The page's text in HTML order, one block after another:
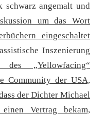
angemalt und
um das Wort
eingeschaltet
Inszenierung
des „Yellowfacing“
Community der USA,
der Dichter Michael
Vertrag bekam,